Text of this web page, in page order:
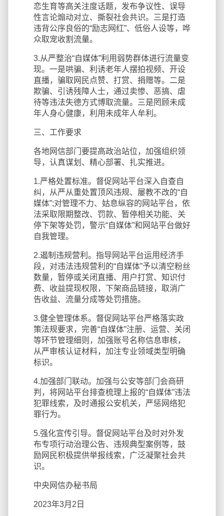
恋生育等高关注度话题，发布争议性、误导
性言论煽动对立、撕裂社会共识。三是打造
违背公序良俗的“励志网红”、低俗人设等，哗
众取宠收割流量。
3.从严整治“自媒体”利用弱势群体进行流量变
现。一是哄骗、利诱老年人摆拍视频、开设
直播，骗取网民点赞、打赏、捐赠等。二是
欺骗、引诱残障人士，通过卖惨、恶搞、虐
待等违法失德方式博取流量。三是罔顾未成
年人身心健康，利用未成年人牟利。
三、工作要求
各地网信部门要提高政治站位，加强组织领
导，认真谋划、精心部署、扎实推进。
1.严格处置标准。督促网站平台深入自查自
纠，从严从重处置顶风违规、屡教不改的“自
媒体”;对管理不力、姑息纵容的网站平台，依
法采取限期整改、罚款、暂停相关功能、关
停下架等处罚，警示“自媒体”和网站平台做好
自我管理。
2.遏制违规营利。指导网站平台运用经济手
段，对违法违规营利的“自媒体”予以清空粉丝
数量，暂停或关闭直播、用户打赏、知识付
费、收益提现权限，下架商品链接，取消广
告收益、流量分成等处罚措施。
3.健全管理体系。督促网站平台严格落实政
策法规要求，完善“自媒体”注册、运营、关闭
等环节管理细则，加强账号名称信息审核，
从严审核认证材料，加注专业领域类型明确
标识。
4.加强部门联动。加强与公安等部门会商研
判，将网站平台排查梳理上报的“自媒体”违法
犯罪线索，及时通报公安机关，严惩网络犯
罪行为。
5.强化宣传引导。督促网站平台及时对外发
布专项行动治理公告、违规典型案例等，鼓
励网民积极提供举报线索，广泛凝聚社会共
识。
中央网信办秘书局
2023年3月2日